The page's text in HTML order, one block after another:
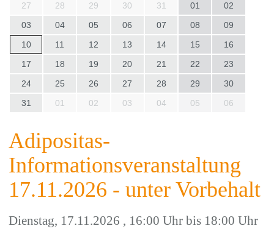
27
28 29 30 31 01
02
03
04 05 06 07 08
09
10
11 12 13 14 15
16
17
18 19 20 21 22
23
24
25 26 27 28 29
30
31
01 02 03 04 05 06
Adipositas-
Informationsveranstaltung
17.11.2026 - unter Vorbehalt
Dienstag, 17.11.2026 , 16:00 Uhr bis 18:00 Uhr